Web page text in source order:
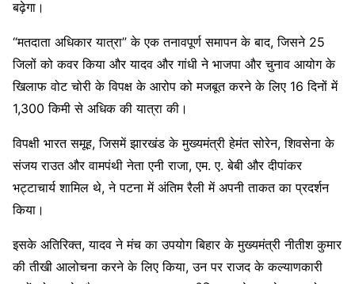
बढ़ेगा।
“मतदाता अधिकार यात्रा” के एक तनावपूर्ण समापन के बाद, जिसने 25
जिलों को कवर किया और यादव और गांधी ने भाजपा और चुनाव आयोग के
खिलाफ वोट चोरी के विपक्ष के आरोप को मजबूत करने के लिए 16 दिनों में
1,300 किमी से अधिक की यात्रा की।
विपक्षी भारत समूह, जिसमें झारखंड के मुख्यमंत्री हेमंत सोरेन, शिवसेना के
संजय राउत और वामपंथी नेता एनी राजा, एम. ए. बेबी और दीपांकर
भट्टाचार्य शामिल थे, ने पटना में अंतिम रैली में अपनी ताकत का प्रदर्शन
किया।
इसके अतिरिक्त, यादव ने मंच का उपयोग बिहार के मुख्यमंत्री नीतीश कुमार
की तीखी आलोचना करने के लिए किया, उन पर राजद के कल्याणकारी